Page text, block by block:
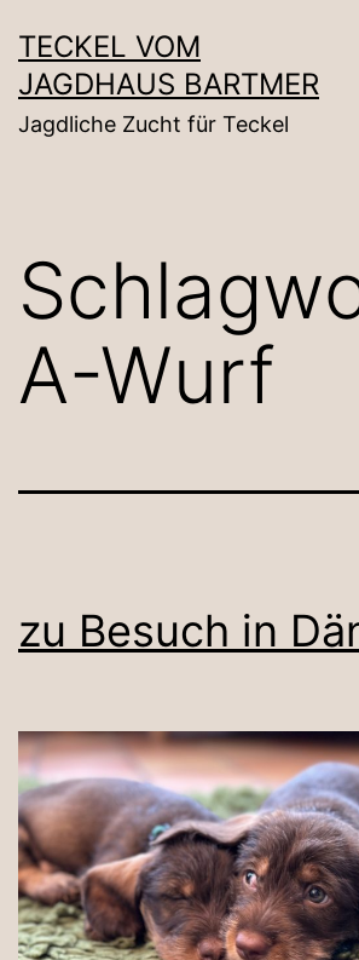
Inhalt
springen
TECKEL VOM
JAGDHAUS BARTMER
Jagdliche Zucht für Teckel
A-Wurf
zu Besuch in